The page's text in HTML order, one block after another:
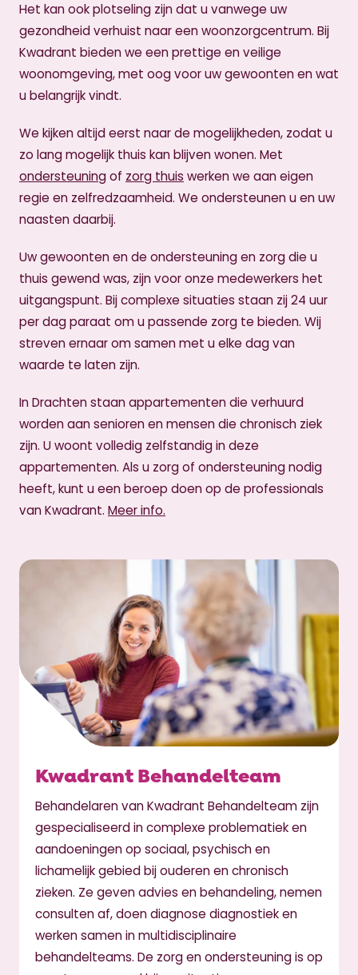
Het kan ook plotseling zijn dat u vanwege uw
gezondheid verhuist naar een woonzorgcentrum. Bij
Kwadrant bieden we een prettige en veilige
woonomgeving, met oog voor uw gewoonten en wat
u belangrijk vindt.
We kijken altijd eerst naar de mogelijkheden, zodat u
zo lang mogelijk thuis kan blijven wonen. Met
ondersteuningof zorg thuis werken we aan eigen
regie en zelfredzaamheid. We ondersteunen u en uw
naasten daarbij.
Uw gewoonten en de ondersteuning en zorg die u
thuis gewend was, zijn voor onze medewerkers het
uitgangspunt. Bij complexe situaties staan zij 24 uur
per dag paraat om u passende zorg te bieden. Wij
streven ernaar om samen met u elke dag van
waarde te laten zijn.
In Drachten staan appartementen die verhuurd
worden aan senioren en mensen die chronisch ziek
zijn. U woont volledig zelfstandig in deze
appartementen. Als u zorg of ondersteuning nodig
heeft, kunt u een beroep doen op de professionals
van Kwadrant. Meer info.
Kwadrant Behandelteam
Behandelaren van Kwadrant Behandelteam zijn
gespecialiseerd in complexe problematiek en
aandoeningen op sociaal, psychisch en
lichamelijk gebied bij ouderen en chronisch
zieken. Ze geven advies en behandeling, nemen
consulten af, doen diagnose diagnostiek en
werken samen in multidisciplinaire
behandelteams. De zorg en ondersteuning is op